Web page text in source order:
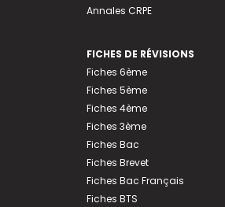
Annales CRPE
FICHES DE RÉVISIONS
Fiches 6ème
Fiches 5ème
Fiches 4ème
Fiches 3ème
Fiches Bac
Fiches Brevet
Fiches Bac Français
Fiches BTS